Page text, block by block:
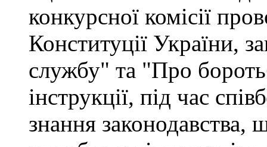
конкурсної комісії
Конституції України,
службу" та "Про
інструкції, під час
знання законодавства,